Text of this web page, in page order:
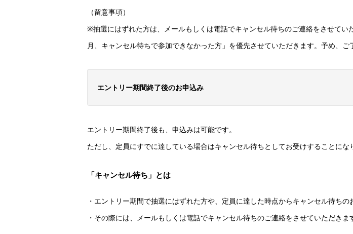
（留意事項）
※抽選にはずれた方は、メールもしくは電話でキャンセル待ちのご連絡をさせて
月、キャンセル待ちで参加できなかった方」を優先させていただきます。予め、ご
エントリー期間終了後のお申込み
エントリー期間終了後も、申込みは可能です。
ただし、定員にすでに達している場合はキャンセル待ちとしてお受けすることにな
「キャンセル待ち」とは
・エントリー期間で抽選にはずれた方や、定員に達した時点からキャンセル待ちの
・その際には、メールもしくは電話でキャンセル待ちのご連絡をさせていただきま